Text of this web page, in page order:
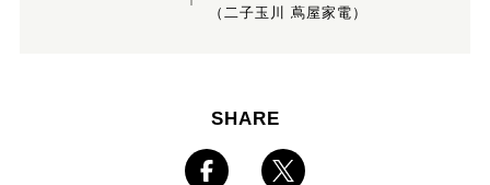
（二子玉川 蔦屋家電）
SHARE